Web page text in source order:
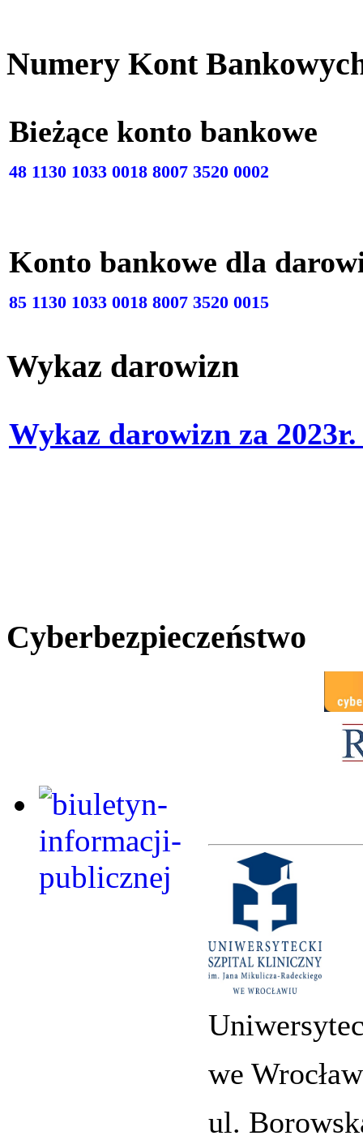
Numery Kont
Bieżące konto
48 1130 1033 0018 8007 3520 0002
Konto bankowe dla
85 1130 1033 0018 8007 3520 0015
Wykaz darowizn
Wykaz darowizn za
Cyberbezpieczeństwo
we
ul.